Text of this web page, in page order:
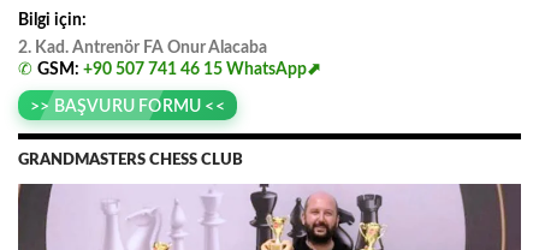
Bilgi için:
2. Kad. Antrenör FA Onur.Alacaba
✆ GSM: +90 507 741 46 15 WhatsApp⬈
>> BAŞVURU FORMU <<
GRANDMASTERS CHESS CLUB